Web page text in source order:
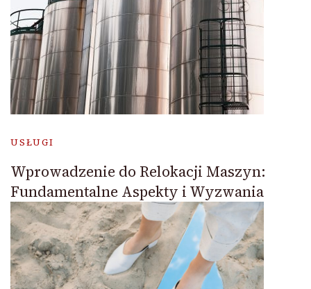
USŁUGI
Wprowadzenie do Relokacji Maszyn:
Fundamentalne Aspekty i Wyzwania